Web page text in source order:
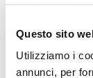
Questo sito
Utilizziamo i
annunci, per
Stampa
Modello : RK 255